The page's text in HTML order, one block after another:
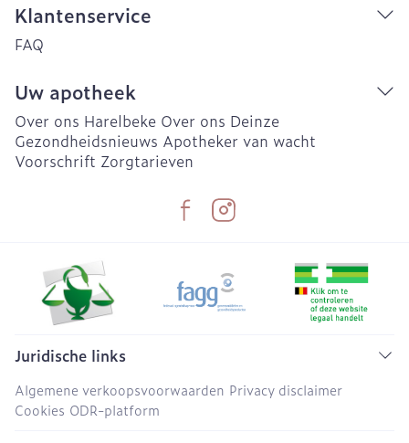
Klantenservice
FAQ
Uw apotheek
Over ons Harelbeke Over ons Deinze
Gezondheidsnieuws Apotheker van wacht
Voorschrift Zorgtarieven
Juridische links
Algemene verkoopsvoorwaarden Privacy disclaimer
Cookies ODR-platform